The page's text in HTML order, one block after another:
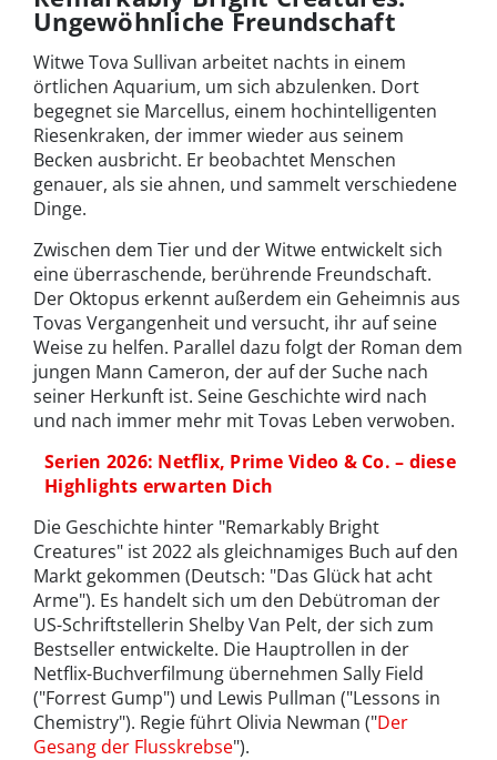
Ungewöhnliche Freundschaft
Witwe Tova Sullivan arbeitet nachts in einem
örtlichen Aquarium, um sich abzulenken. Dort
begegnet sie Marcellus, einem hochintelligenten
Riesenkraken, der immer wieder aus seinem
Becken ausbricht. Er beobachtet Menschen
genauer, als sie ahnen, und sammelt verschiedene
Dinge.
Zwischen dem Tier und der Witwe entwickelt sich
eine überraschende, berührende Freundschaft.
Der Oktopus erkennt außerdem ein Geheimnis aus
Tovas Vergangenheit und versucht, ihr auf seine
Weise zu helfen. Parallel dazu folgt der Roman dem
jungen Mann Cameron, der auf der Suche nach
seiner Herkunft ist. Seine Geschichte wird nach
und nach immer mehr mit Tovas Leben verwoben.
Serien 2026: Netflix, Prime Video & Co. – diese
Highlights erwarten Dich
Die Geschichte hinter "Remarkably Bright
Creatures" ist 2022 als gleichnamiges Buch auf den
Markt gekommen (Deutsch: "Das Glück hat acht
Arme"). Es handelt sich um den Debütroman der
US-Schriftstellerin Shelby Van Pelt, der sich zum
Bestseller entwickelte. Die Hauptrollen in der
Netflix-Buchverfilmung übernehmen Sally Field
("Forrest Gump") und Lewis Pullman ("Lessons in
Chemistry"). Regie führt Olivia Newman ("Der
Gesang der Flusskrebse").